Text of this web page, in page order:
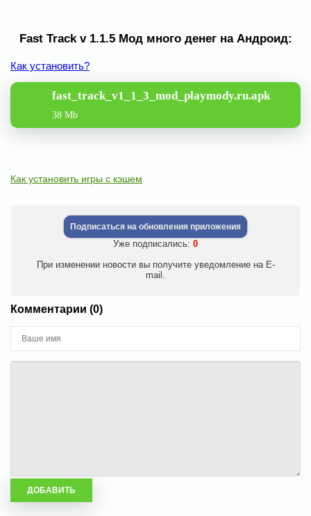
Fast Track v 1.1.5 Мод много денег на Андроид:
Как установить?
fast_track_v1_1_3_mod_playmody.ru.apk
38 Mb
Как установить игры с кэшем
Подписаться на обновления приложения
Уже подписались: 0
При изменении новости вы получите уведомление на E-
mail.
Комментарии (0)